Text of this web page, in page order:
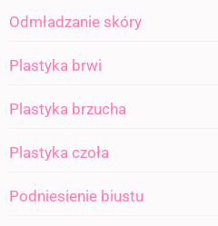
Odmładzanie skóry
Plastyka brwi
Plastyka brzucha
Plastyka czoła
Podniesienie biustu